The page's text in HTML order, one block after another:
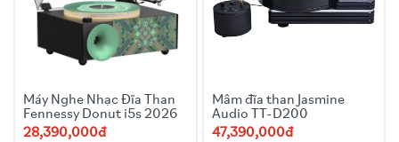
Máy Nghe Nhạc Đĩa Than
Fennessy Donut i5s 2026
28,390,000đ
Mâm đĩa than Jasmine
Audio TT-D200
47,390,000đ